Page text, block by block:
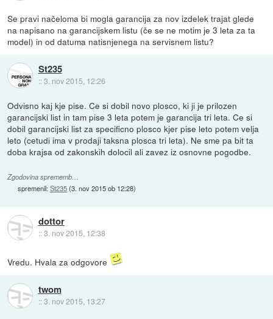
Se pravi načeloma bi mogla garancija za nov izdelek trajat glede
na napisano na garancijskem listu (če se ne motim je 3 leta za ta
model) in od datuma natisnjenega na servisnem listu?
St235
::3. nov 2015, 12:26
Odvisno kaj kje pise. Ce si dobil novo plosco, ki ji je prilozen
garancijski list in tam pise 3 leta potem je garancija tri leta. Ce si
dobil garancijski list za specificno plosco kjer pise leto potem velja
leto (cetudi ima v prodaji taksna plosca tri leta). Ne sme pa bit ta
doba krajsa od zakonskih dolocil ali zavez iz osnovne pogodbe.
Zgodovina sprememb…
spremenil:St235(3. nov 2015 ob 12:28)
dottor
::3. nov 2015, 12:38
Vredu. Hvala za odgovore
twom
::3. nov 2015, 13:27